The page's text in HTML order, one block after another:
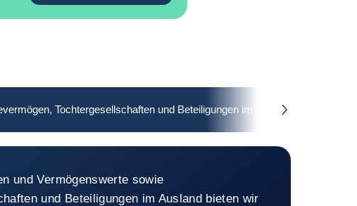
Tochtergesellschaften und Beteiligungen im Ausland
button.next
Anlagevermögen,
und Vermögenswerte sowie
und Beteiligungen im Ausland bieten wir